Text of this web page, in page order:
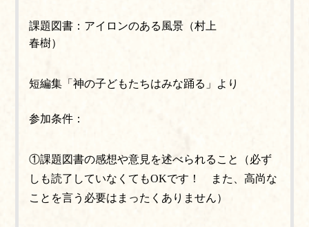
課題図書：アイロンのある風景（村上
春樹）
短編集「神の子どもたちはみな踊る」より
参加条件：
①課題図書の感想や意見を述べられること（必ず
しも読了していなくてもOKです！ また、高尚な
ことを言う必要はまったくありません）